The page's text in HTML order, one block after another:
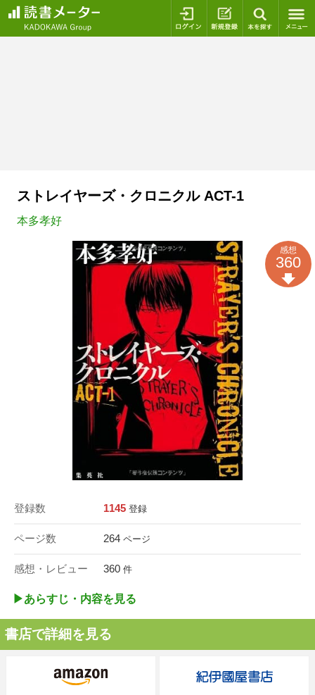
ログイン 新規登録
ストレイヤーズ・クロニクル ACT-1
本多孝好
登録数 1145 登録
ページ数 264 ページ
感想・レビュー 360 件
感想
360
▶︎あらすじ・内容を見る
書店で詳細を見る